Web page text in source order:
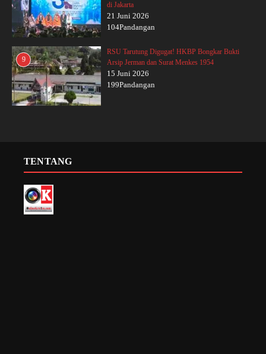
di Jakarta
21 Juni 2026
104Pandangan
9
RSU Tarutung Digugat! HKBP Bongkar Bukti
Arsip Jerman dan Surat Menkes 1954
15 Juni 2026
199Pandangan
TENTANG